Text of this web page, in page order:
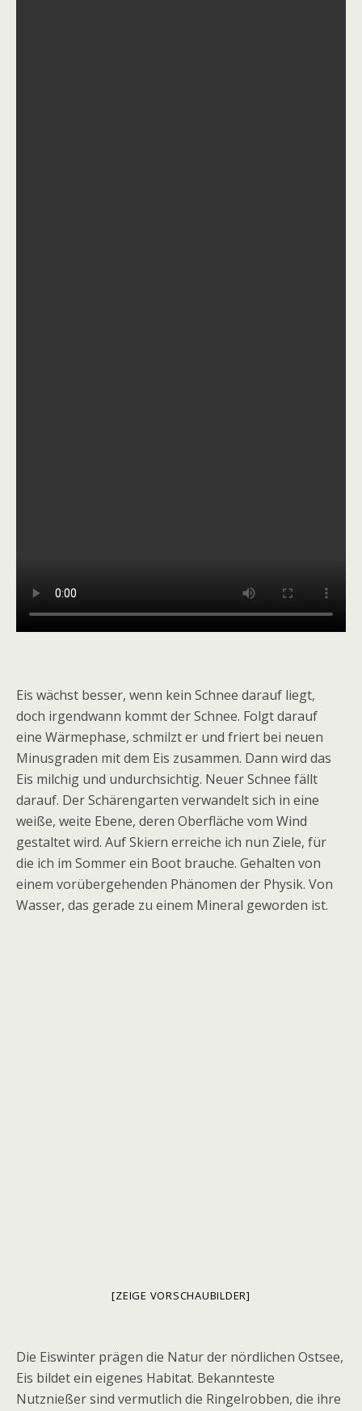
Eis wächst besser, wenn kein Schnee darauf liegt,
doch irgendwann kommt der Schnee. Folgt darauf
eine Wärmephase, schmilzt er und friert bei neuen
Minusgraden mit dem Eis zusammen. Dann wird das
Eis milchig und undurchsichtig. Neuer Schnee fällt
darauf. Der Schärengarten verwandelt sich in eine
weiße, weite Ebene, deren Oberfläche vom Wind
gestaltet wird. Auf Skiern erreiche ich nun Ziele, für
die ich im Sommer ein Boot brauche. Gehalten von
einem vorübergehenden Phänomen der Physik. Von
Wasser, das gerade zu einem Mineral geworden ist.
[ZEIGE VORSCHAUBILDER]
Die Eiswinter prägen die Natur der nördlichen Ostsee,
Eis bildet ein eigenes Habitat. Bekannteste
Nutznießer sind vermutlich die Ringelrobben, die ihre